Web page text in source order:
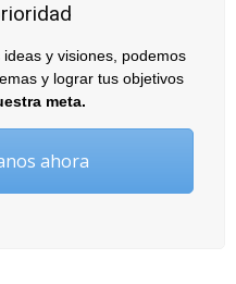
y visiones, podemos
y lograr tus objetivos
meta.
ahora